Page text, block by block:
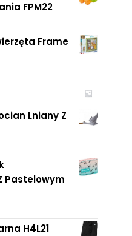
FPM22
Frame
Lniany Z
Pastelowym
H4L21